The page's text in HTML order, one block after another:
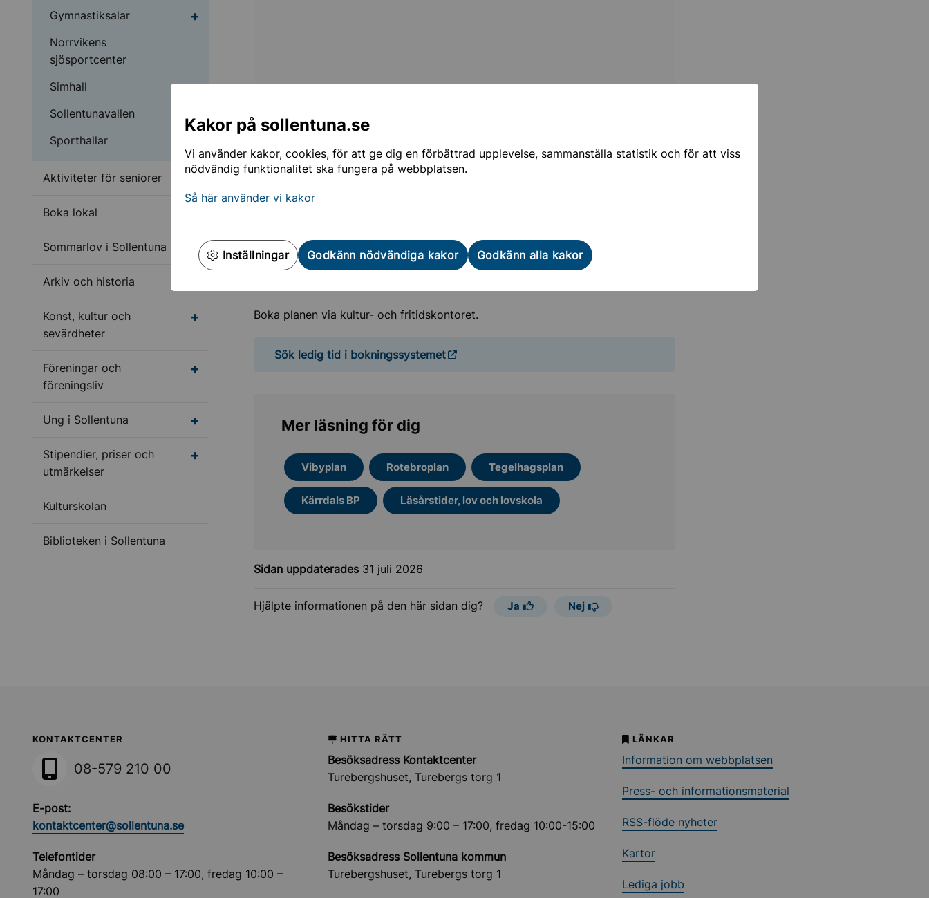
Kakor på sollentuna.se
Vi använder kakor, cookies, för att ge dig en förbättrad upplevelse, sammanställa statistik och för att viss
nödvändig funktionalitet ska fungera på webbplatsen.
Så här använder vi kakor
Inställningar Godkänn nödvändiga kakor Godkänn alla kakor
Gymnastiksalar
Undermeny för Gymnastiksalar
Norrvikens
sjösportcenter
Simhall
Sollentunavallen
Sporthallar
Aktiviteter för seniorer Undermeny för Aktiviteter för seniorer
Boka lokal
Sommarlov i Sollentuna Undermeny för Sommarlov i Sollentuna
Arkiv och historia
Konst, kultur och
sevärdheter
Undermeny för Konst, kultur och sevärdheter
Föreningar och
föreningsliv
Undermeny för Föreningar och föreningsliv
Ung i Sollentuna Undermeny för Ung i Sollentuna
Stipendier, priser och
utmärkelser
Undermeny för Stipendier, priser och utmärkelser
Kulturskolan
Biblioteken i Sollentuna
Fyra 5-spelmål
Två 7-spelsmål
Boka planen via kultur- och fritidskontoret.
Sök ledig tid i bokningssystemet
Mer läsning för dig
Vibyplan Rotebroplan Tegelhagsplan
Kärrdals BP Läsårstider, lov och lovskola
Sidan uppdaterades 31 juli 2026
Hjälpte informationen på den här sidan dig? Ja Nej
Sollentuna Kommun
KONTAKTCENTER
08-579 210 00
E-post:
kontaktcenter@sollentuna.se
Telefontider
Måndag – torsdag 08:00 – 17:00, fredag 10:00 –
17:00
HITTA RÄTT
Besöksadress Kontaktcenter
Turebergshuset, Turebergs torg 1
Besökstider
Måndag – torsdag 9:00 – 17:00, fredag 10:00-15:00
Besöksadress Sollentuna kommun
Turebergshuset, Turebergs torg 1
LÄNKAR
Information om webbplatsen
Press- och informationsmaterial
RSS-flöde nyheter
Kartor
Lediga jobb